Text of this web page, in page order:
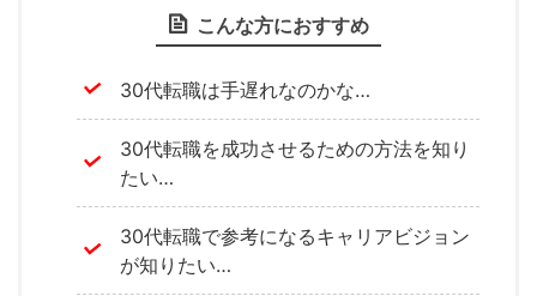
こんな方におすすめ
30代転職は手遅れなのかな…
30代転職を成功させるための方法を知り
たい…
30代転職で参考になるキャリアビジョン
が知りたい…